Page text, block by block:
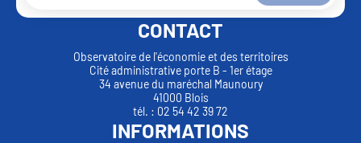
CONTACT
Observatoire de l'économie et des territoires
Cité administrative porte B - 1er étage
34 avenue du maréchal Maunoury
41000 Blois
tél. : 02 54 42 39 72
INFORMATIONS